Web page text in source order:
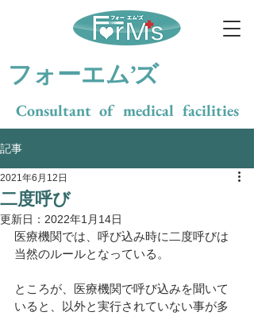
Consultant of medical facilities
​フォーエム’ズ
記事
二度呼び
2021年6月12日
更新日： 2022年1月14日
医療機関では、呼び込み時に二度呼びは
当然のルールとなっている。
ところが、医療機関で呼び込みを聞いて
いると、以外と実行されていない事が多